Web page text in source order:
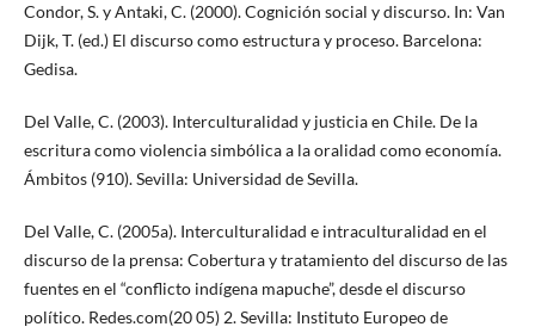
Condor, S. y Antaki, C. (2000). Cognición social y discurso. In: Van
Dijk, T. (ed.) El discurso como estructura y proceso. Barcelona:
Gedisa.
Del Valle, C. (2003). Interculturalidad y justicia en Chile. De la
escritura como violencia simbólica a la oralidad como economía.
Ámbitos (910). Sevilla: Universidad de Sevilla.
Del Valle, C. (2005a). Interculturalidad e intraculturalidad en el
discurso de la prensa: Cobertura y tratamiento del discurso de las
fuentes en el “conflicto indígena mapuche”, desde el discurso
político. Redes.com(20 05) 2. Sevilla: Instituto Europeo de